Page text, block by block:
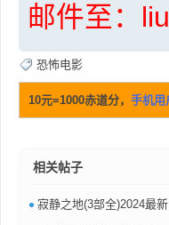
邮件至：
恐怖电影
10元=1000赤道分， 手机用
相关帖子
• 寂静之地(3部全)2024最新 又名无声